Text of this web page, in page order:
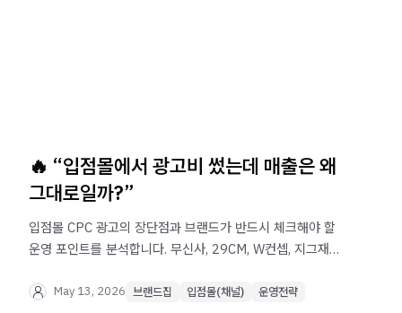
🔥 “입점몰에서 광고비 썼는데 매출은 왜
그대로일까?”
입점몰 CPC 광고의 장단점과 브랜드가 반드시 체크해야 할
운영 포인트를 분석합니다. 무신사, 29CM, W컨셉, 지그재그,
마진 계산, ROAS보다 중요한 실제 이익 관리 방법을
May 13, 2026 브랜드집 입점몰(채널) 운영전략